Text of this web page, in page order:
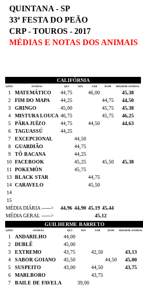
QUINTANA - SP
33ª FESTA DO PEÃO
CRP - TOUROS - 2017
MÉDIAS E NOTAS DOS ANIMAIS
CALIFÓRNIA
QTDE ANIMAL QUI SEX SÁB DOM MELHOR ANIMAL
1 MATEMÁTICO 44,75 46,00
45,38
2
FIM DO MAPA 44,25 44,75
44,50
3
GRINGO 45,00 45,75
45,38
4
MISTURA LOUCA 46,75 45,75
46,25
5
PÁRA JUÍZO 44,75 44,50
44,63
6
TAGUASSÚ
44,25
7
EXCEPCIONAL
44,50
8
GUARDIÃO
44,75
9
TÔ BACANA
44,25
10 FACEBOOK 45,25 45,50
45,38
11
POKEMÓN
45,75
13 BLACK STAR
44,75
14 CARAVELO
45,50
14
15
MÉDIA DIÁRIA ------>
44,96 44,90 45,19 45,44
MÉDIA GERAL ------>
45,12
GUILHERME BARRETO
QTDE ANIMAL QUI SEX SÁB DOM MELHOR ANIMAL
1 ANDARILHO
44,00
2
DUBLÊ
45,00
3
EXTREMO 43,75 42,50
43,13
4
SABOR GOIANO 45,50 44,50
45,00
5
SUSPEITO 43,00 44,50
43,75
6
MARLBORO
43,75
7
BAILE DE FAVELA
39,00